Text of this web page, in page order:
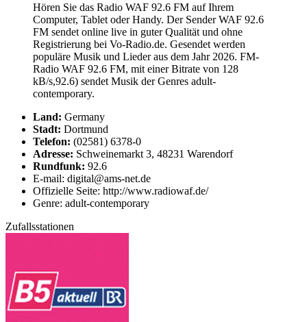
Hören Sie das Radio WAF 92.6 FM auf Ihrem
Computer, Tablet oder Handy. Der Sender WAF 92.6
FM sendet online live in guter Qualität und ohne
Registrierung bei Vo-Radio.de. Gesendet werden
populäre Musik und Lieder aus dem Jahr 2026. FM-
Radio WAF 92.6 FM, mit einer Bitrate von 128
kB/s,92.6) sendet Musik der Genres adult-
contemporary.
Land: Germany
Stadt: Dortmund
Telefon: (02581) 6378-0
Adresse: Schweinemarkt 3, 48231 Warendorf
Rundfunk: 92.6
E-mail: digital@ams-net.de
Offizielle Seite: http://www.radiowaf.de/
Genre: adult-contemporary
Zufallsstationen